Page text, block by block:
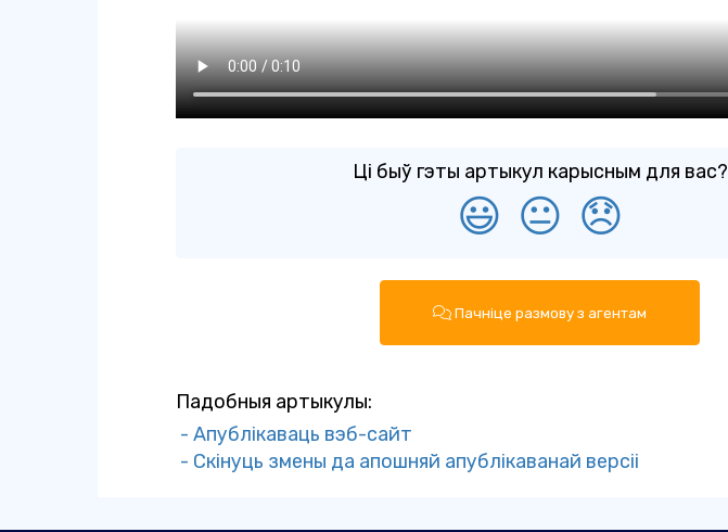
Ці быў гэты артыкул карысным для вас?
😃 😐 😞
Пачніце размову з агентам
Падобныя артыкулы:
- Апублікаваць вэб-сайт
- Скінуць змены да апошняй апублікаванай версіі